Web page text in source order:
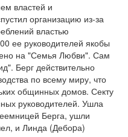
властей и
организацию из-за
властью
ее руководителей якобы
на "Семья Любви". Сам
Берг действительно
по всему миру, что
общинных домов. Секту
руководителей. Ушла
Берга, ушли
и Линда (Дебоpа)